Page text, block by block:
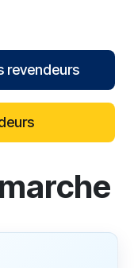
revendeurs